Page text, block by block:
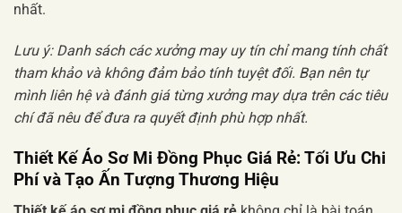
nhất.
Lưu ý: Danh sách các xưởng may uy tín chỉ mang tính chất
tham khảo và không đảm bảo tính tuyệt đối. Bạn nên tự
mình liên hệ và đánh giá từng xưởng may dựa trên các tiêu
chí đã nêu để đưa ra quyết định phù hợp nhất.
Thiết Kế Áo Sơ Mi Đồng Phục Giá Rẻ: Tối Ưu Chi
Phí và Tạo Ấn Tượng Thương Hiệu